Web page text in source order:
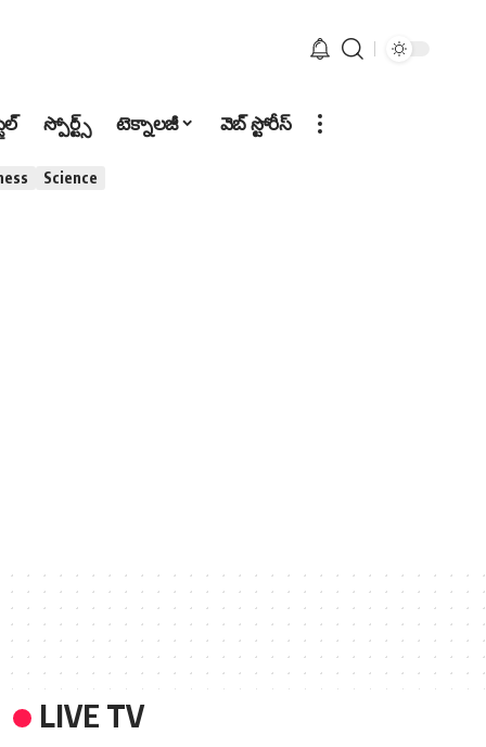
స్పోర్ట్స్ టెక్నాలజీ వెబ్ స్టోరీస్
Science
LIVE TV